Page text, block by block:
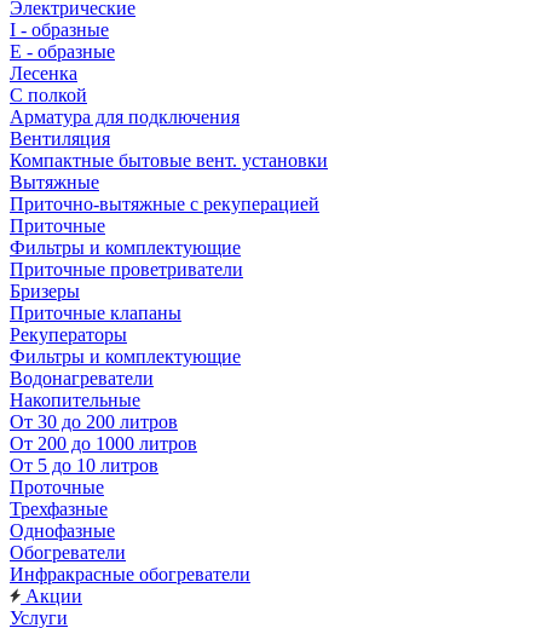
Электрические
I - образные
E - образные
Лесенка
С полкой
Арматура для подключения
Вентиляция
Компактные бытовые вент. установки
Вытяжные
Приточно-вытяжные с рекуперацией
Приточные
Фильтры и комплектующие
Приточные проветриватели
Бризеры
Приточные клапаны
Рекуператоры
Фильтры и комплектующие
Водонагреватели
Накопительные
От 30 до 200 литров
От 200 до 1000 литров
От 5 до 10 литров
Проточные
Трехфазные
Однофазные
Обогреватели
Инфракрасные обогреватели
Акции
Услуги